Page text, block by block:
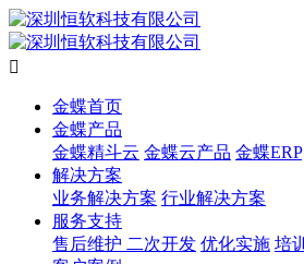

金蝶首页
金蝶产品
金蝶精斗云 金蝶云产品 金蝶ERP
解决方案
业务解决方案 行业解决方案
服务支持
售后维护 二次开发 优化实施 培